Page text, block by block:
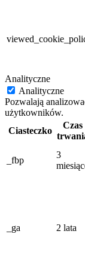
Analityczne
Analityczne
Pozwalają
użytkowników.
Ciasteczko
Czas
_fbp
3
_ga 2 lata